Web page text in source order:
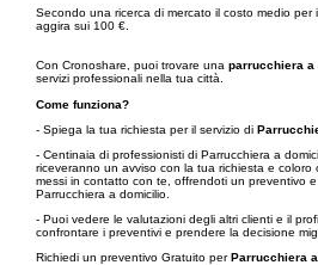
Secondo una ricerca di mercato il costo medio per
aggira sui 100 €.
Con Cronoshare, puoi trovare una parrucchiera a
servizi professionali nella tua città.
Come funziona?
- Spiega la tua richiesta per il servizio di
- Centinaia di professionisti di Parrucchiera a
riceveranno un avviso con la tua richiesta e coloro
messi in contatto con te, offrendoti un preventivo
Parrucchiera a domicilio.
- Puoi vedere le valutazioni degli altri clienti e il
confrontare i preventivi e prendere la decisione
Richiedi un preventivo Gratuito perParrucchiera